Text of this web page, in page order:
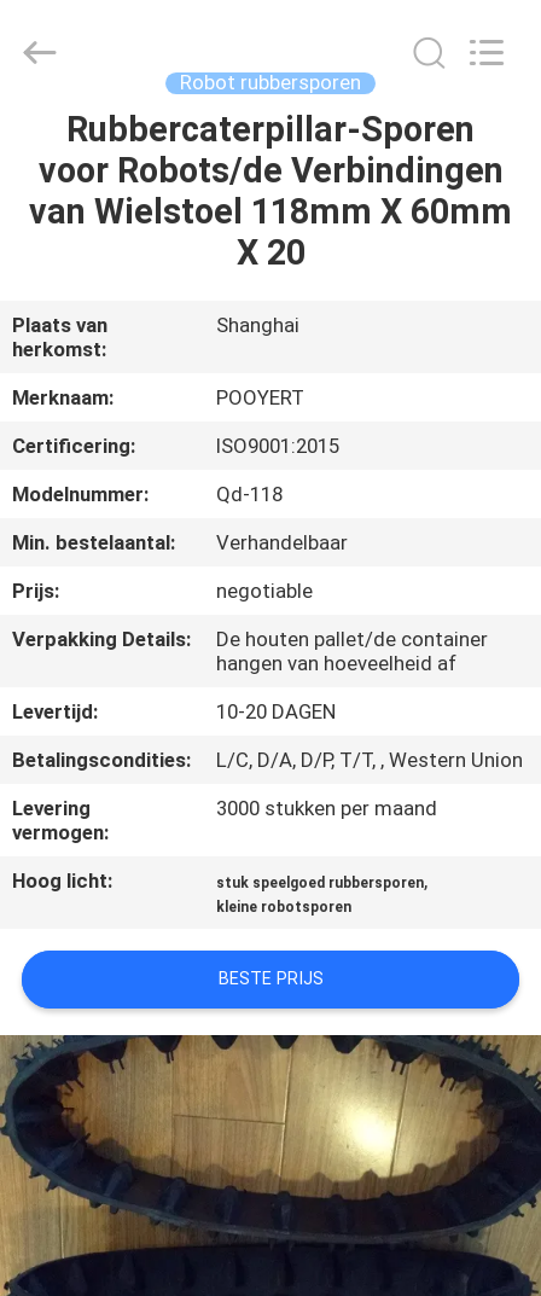
HUIS
PRODUCTEN
ONS
FABRIEKSREIS
KWALITEITSCONTROLE
CONTACTEER
ONS
OM EEN
CITAAT
NEWS
PRIVACY
POLICY
Ltd..
Robot rubbersporen
Rubbercaterpillar-Sporen
voor Robots/de Verbindingen
van Wielstoel 118mm X 60mm
X 20
Plaats van
herkomst:
Shanghai
Merknaam:
POOYERT
Certificering:
ISO9001:2015
Modelnummer:
Qd-118
Min. bestelaantal:
Verhandelbaar
Prijs:
negotiable
Verpakking Details:
De houten pallet/de container
hangen van hoeveelheid af
Levertijd:
10-20 DAGEN
Betalingscondities:
L/C, D/A, D/P, T/T, , Western Union
Levering
vermogen:
3000 stukken per maand
Hoog licht: stuk speelgoed rubbersporen,
kleine robotsporen
BESTE PRIJS